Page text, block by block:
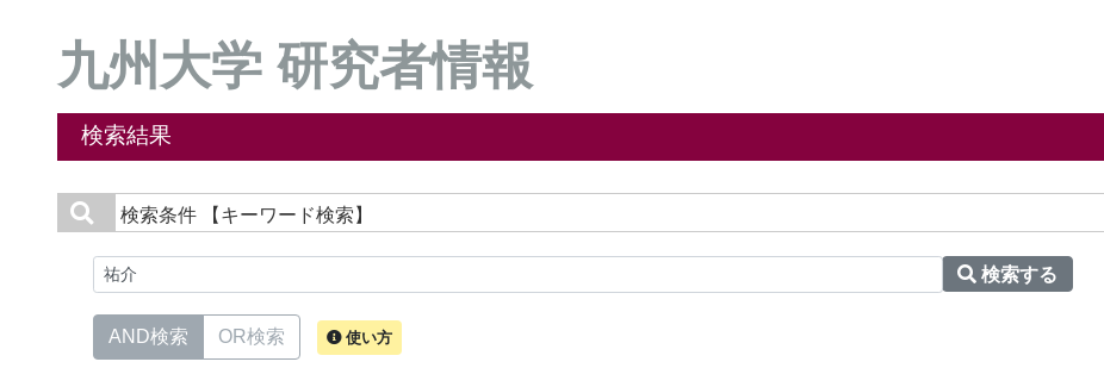
九州大学 研究者情報
検索結果
検索条件 【キーワード検索】
検索する
AND検索 OR検索 使い方